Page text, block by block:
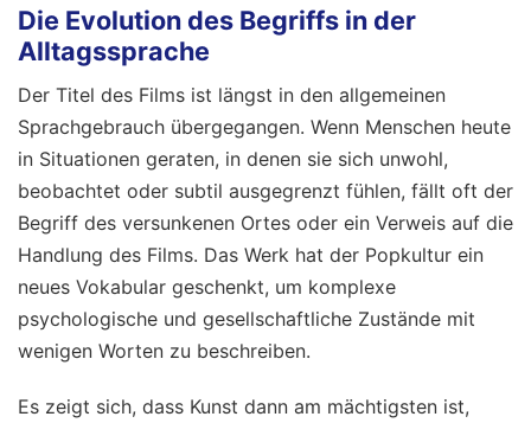
Die Evolution des Begriffs in der
Alltagssprache
Der Titel des Films ist längst in den allgemeinen
Sprachgebrauch übergegangen. Wenn Menschen heute
in Situationen geraten, in denen sie sich unwohl,
beobachtet oder subtil ausgegrenzt fühlen, fällt oft der
Begriff des versunkenen Ortes oder ein Verweis auf die
Handlung des Films. Das Werk hat der Popkultur ein
neues Vokabular geschenkt, um komplexe
psychologische und gesellschaftliche Zustände mit
wenigen Worten zu beschreiben.
Es zeigt sich, dass Kunst dann am mächtigsten ist,